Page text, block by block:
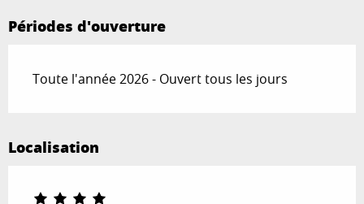
Périodes d'ouverture
Toute l'année 2026 - Ouvert tous les jours
Localisation